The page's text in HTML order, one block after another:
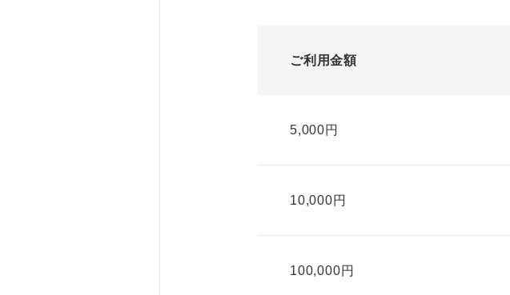
ご利用金額
5,000円
10,000円
100,000円